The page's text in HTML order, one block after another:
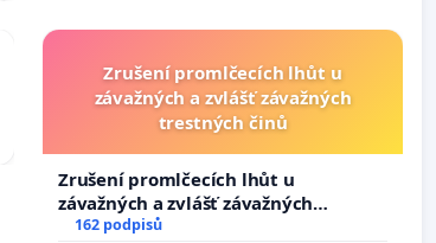
Zrušení promlčecích lhůt u
závažných a zvlášť závažných
trestných činů
Zrušení promlčecích lhůt u
závažných a zvlášť závažných
trestných činů
162 podpisů